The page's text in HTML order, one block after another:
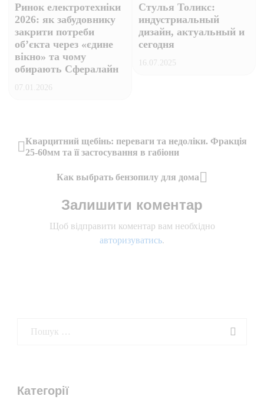
Ринок електротехніки
2026: як забудовнику
закрити потреби
об’єкта через «єдине
вікно» та чому
обирають Сфералайн
07.01.2026
Стулья Толикс:
индустриальный
дизайн, актуальный и
сегодня
16.07.2025
Навігація
Previous
Post
Кварцитний щебінь: переваги та недоліки. Фракція
25-60мм та її застосування в габіони
Next
Post
Как выбрать бензопилу для дома
Залишити коментар
Щоб відправити коментар вам необхідно
авторизуватись.
Категорії